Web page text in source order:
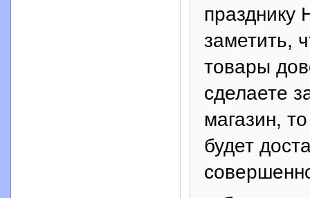
празднику
заметить,
товары
сделаете
магазин,
будет